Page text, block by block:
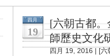
四月
19
[六朝古都
師歷史文化
四月 19, 2016 | [六